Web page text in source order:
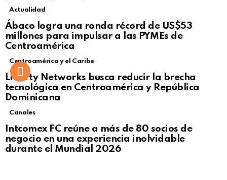
Not Safe For Work
Click to view this post
Actualidad
Ábaco logra una ronda récord de US$53
millones para impulsar a las PYMEs de
Centroamérica
Centroamérica y el Caribe
Liberty Networks busca reducir la brecha
tecnológica en Centroamérica y República
Dominicana
Canales
Intcomex FC reúne a más de 80 socios de
negocio en una experiencia inolvidable
durante el Mundial 2026